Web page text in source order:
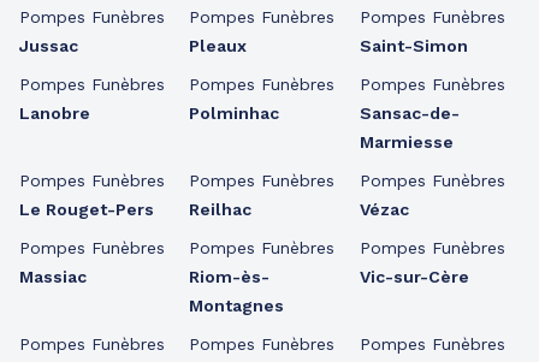
Pompes Funèbres
Jussac
Pompes Funèbres
Lanobre
Pompes Funèbres
Le Rouget-Pers
Pompes Funèbres
Massiac
Pompes Funèbres
Pompes Funèbres
Pleaux
Pompes Funèbres
Polminhac
Pompes Funèbres
Reilhac
Pompes Funèbres
Riom-ès-
Montagnes
Pompes Funèbres
Pompes Funèbres
Saint-Simon
Pompes Funèbres
Sansac-de-
Marmiesse
Pompes Funèbres
Vézac
Pompes Funèbres
Vic-sur-Cère
Pompes Funèbres